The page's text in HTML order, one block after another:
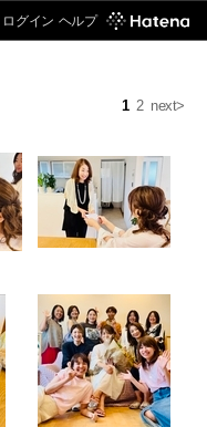
ログイン ヘルプ
1 2 next>